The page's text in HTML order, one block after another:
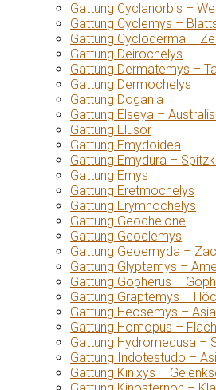
Gattung Cyclanorbis –
Gattung Cyclemys –
Gattung Cycloderma –
Gattung Deirochelys
Gattung Dermatemys –
Gattung Dermochelys
Gattung Dogania
Gattung Elseya –
Gattung Elusor
Gattung Emydoidea
Gattung Emydura –
Gattung Emys
Gattung Eretmochelys
Gattung Erymnochelys
Gattung Geochelone
Gattung Geoclemys
Gattung Geoemyda –
Gattung Glyptemys –
Gattung Gopherus –
Gattung Graptemys –
Gattung Heosemys –
Gattung Homopus –
Gattung Hydromedusa –
Gattung Indotestudo –
Gattung Kinixys –